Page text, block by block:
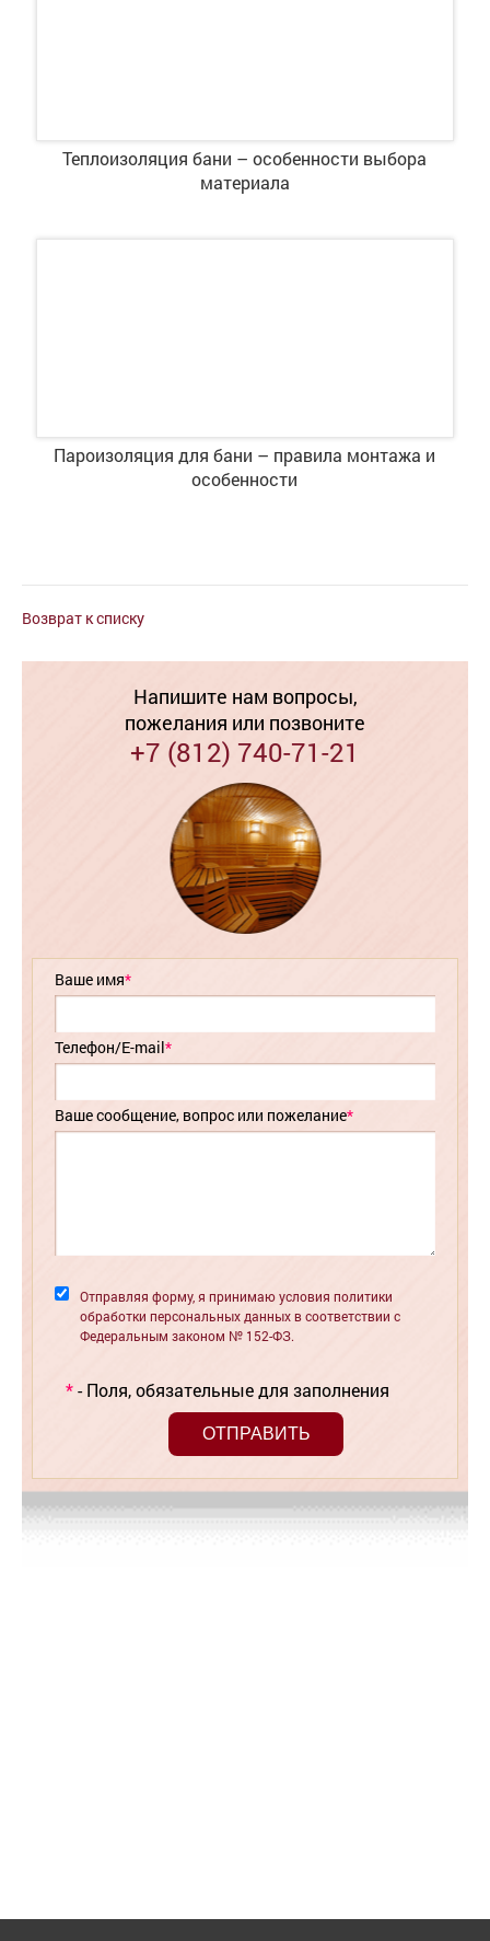
Теплоизоляция бани – особенности выбора
материала
Пароизоляция для бани – правила монтажа и
особенности
Возврат к списку
Напишите нам вопросы,
пожелания или позвоните
+7 (812) 740-71-21
Ваше имя*
Телефон/E-mail*
Ваше сообщение, вопрос или пожелание*
Отправляя форму, я принимаю условия политики
обработки персональных данных в соответствии с
Федеральным законом № 152-ФЗ.
*- Поля, обязательные для заполнения